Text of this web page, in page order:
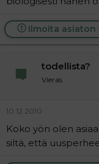
Ilmoita asiaton
todellista?
Vieras
10.12.2010
Koko yön olen
siltä, että